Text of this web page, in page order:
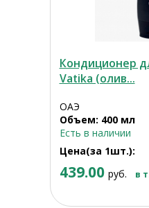
Кондиционер
Vatika (олив...
ОАЭ
Объем: 400 мл
Есть в наличии
Цена(за 1шт.):
439.00 руб. в